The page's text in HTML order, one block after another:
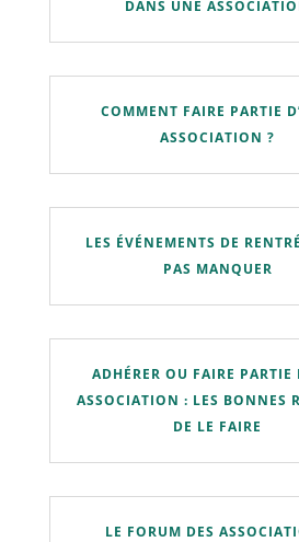
DANS UNE
COMMENT FAIRE PARTIE
ASSOCIATION ?
LES ÉVÉNEMENTS DE
PAS MANQUER
ADHÉRER OU FAIRE PARTIE
ASSOCIATION : LES BONNES
DE LE FAIRE
LE FORUM DES